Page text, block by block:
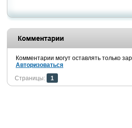
Комментарии могут оставлять только
Авторизоваться
Страницы:
1